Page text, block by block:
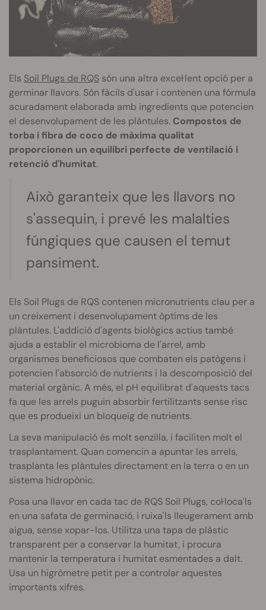
Els Soil Plugs de RQS són una altra excel·lent opció per a
germinar llavors. Són fàcils d'usar i contenen una fórmula
acuradament elaborada amb ingredients que potencien
el desenvolupament de les plàntules. Compostos de
torba i fibra de coco de màxima qualitat
proporcionen un equilibri perfecte de ventilació i
retenció d'humitat.
Això garanteix que les llavors no
s'assequin, i prevé les malalties
fúngiques que causen el temut
pansiment.
Els Soil Plugs de RQS contenen micronutrients clau per a
un creixement i desenvolupament òptims de les
plàntules. L'addició d'agents biològics actius també
ajuda a establir el microbioma de l'arrel, amb
organismes beneficiosos que combaten els patògens i
potencien l'absorció de nutrients i la descomposició del
material orgànic. A més, el pH equilibrat d'aquests tacs
fa que les arrels puguin absorbir fertilitzants sense risc
que es produeixi un bloqueig de nutrients.
La seva manipulació és molt senzilla, i faciliten molt el
trasplantament. Quan comencin a apuntar les arrels,
trasplanta les plàntules directament en la terra o en un
sistema hidropònic.
Posa una llavor en cada tac de RQS Soil Plugs, col·loca'ls
en una safata de germinació, i ruixa'ls lleugerament amb
aigua, sense xopar-los. Utilitza una tapa de plàstic
transparent per a conservar la humitat, i procura
mantenir la temperatura i humitat esmentades a dalt.
Usa un higròmetre petit per a controlar aquestes
importants xifres.